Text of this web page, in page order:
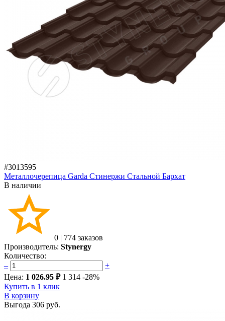
#3013595
Металлочерепица Garda Стинержи Стальной Бархат
В наличии
0 | 774 заказов
Производитель: Stynergy
Количество:
–
+
Цена: 1 026.95 ₽ 1 314 -28%
Купить в 1 клик
В корзину
Выгода 306 руб.